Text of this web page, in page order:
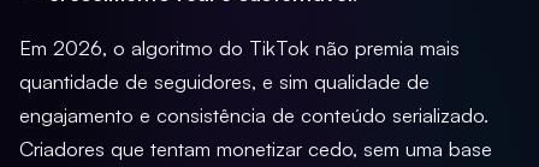
Em 2026, o algoritmo do TikTok não premia mais
quantidade de seguidores, e sim qualidade de
engajamento e consistência de conteúdo serializado.
Criadores que tentam monetizar cedo, sem uma base